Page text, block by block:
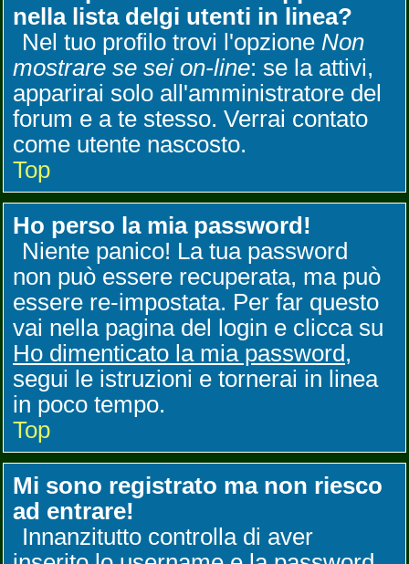
nella lista delgi utenti in linea?
Nel tuo profilo trovi l'opzione Non
mostrare se sei on-line: se la attivi,
apparirai solo all'amministratore del
forum e a te stesso. Verrai contato
come utente nascosto.
Top
Ho perso la mia password!
Niente panico! La tua password
non può essere recuperata, ma può
essere re-impostata. Per far questo
vai nella pagina del login e clicca su
Ho dimenticato la mia password,
segui le istruzioni e tornerai in linea
in poco tempo.
Top
Mi sono registrato ma non riesco
ad entrare!
Innanzitutto controlla di aver